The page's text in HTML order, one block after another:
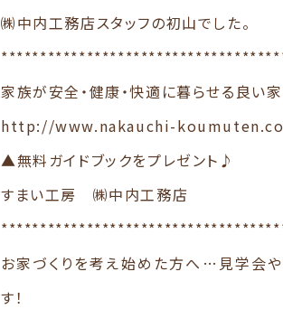
㈱中内工務店スタッフの初山でした。
家族が安全・健康・快適に暮らせる良い家
http://www.nakauchi-
▲無料ガイドブックをプレゼント♪
すまい工房 ㈱中内工務店
お家づくりを考え始めた方へ…見学会
す！